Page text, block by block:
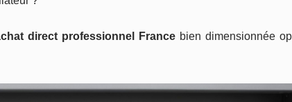
direct professionnel France bien dimensionnée